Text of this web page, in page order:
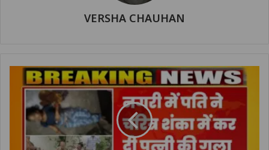
VERSHA CHAUHAN